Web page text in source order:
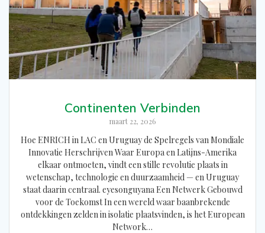
Continenten Verbinden
maart 22, 2026
Hoe ENRICH in LAC en Uruguay de Spelregels van Mondiale
Innovatie Herschrijven Waar Europa en Latijns-Amerika
elkaar ontmoeten, vindt een stille revolutie plaats in
wetenschap, technologie en duurzaamheid — en Uruguay
staat daarin centraal. eyesonguyana Een Netwerk Gebouwd
voor de Toekomst In een wereld waar baanbrekende
ontdekkingen zelden in isolatie plaatsvinden, is het European
Network…